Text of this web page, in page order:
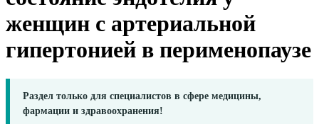
женщин с артериальной
гипертонией в перименопаузе
Раздел только для специалистов в сфере медицины,
фармации и здравоохранения!